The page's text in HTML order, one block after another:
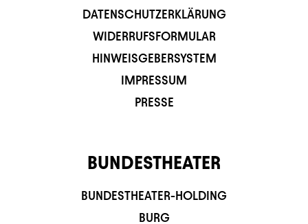
DATENSCHUTZERKLÄRUNG
WIDERRUFSFORMULAR
HINWEISGEBERSYSTEM
IMPRESSUM
PRESSE
BUNDESTHEATER
BUNDESTHEATER-HOLDING
BURG